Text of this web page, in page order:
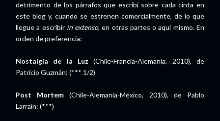
detrimento de los párrafos que escribí sobre cada cinta en
este blog y, cuando se estrenen comercialmente, de lo que
llegue a escribir in extenso, en otras partes o aquí mismo. En
orden de preferencia:
Nostalgia de la Luz(Chile-Francia-Alemania, 2010), de
Patricio Guzmán: (*** 1/2)
Post Mortem(Chile-Alemania-México, 2010), de Pablo
Larraín: (***)